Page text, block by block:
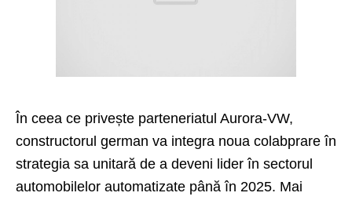
În ceea ce privește parteneriatul Aurora-VW,
constructorul german va integra noua colabprare în
strategia sa unitară de a deveni lider în sectorul
automobilelor automatizate până în 2025. Mai